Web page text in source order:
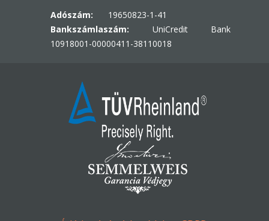
Adószám: 19650823-1-41
Bankszámlaszám: UniCredit Bank
10918001-00000411-38110018